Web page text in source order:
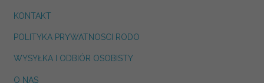
KONTAKT
POLITYKA PRYWATNOSCI RODO
WYSYŁKA I ODBIÓR OSOBISTY
O NAS